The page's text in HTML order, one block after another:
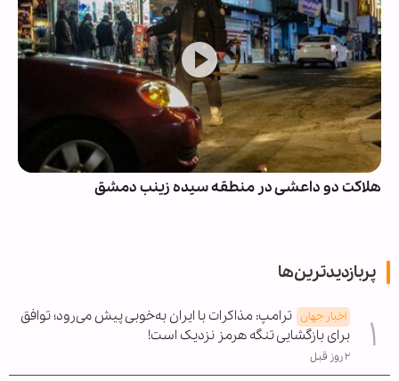
هلاکت دو داعشی در منطقه سیده زینب دمشق
پربازدیدترین‌ها
اخبار جهان ترامپ: مذاکرات با ایران به‌خوبی پیش می‌رود؛ توافق
برای بازگشایی تنگه هرمز نزدیک است!
۲ روز قبل